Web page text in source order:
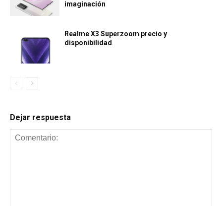
imaginación
Realme X3 Superzoom precio y
disponibilidad
Dejar respuesta